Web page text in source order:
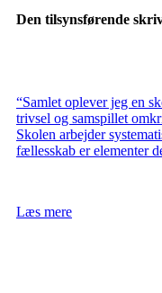
Den tilsynsførende
“Samlet oplever jeg en
trivsel og samspillet
Skolen arbejder
fællesskab er elementer
Læs mere